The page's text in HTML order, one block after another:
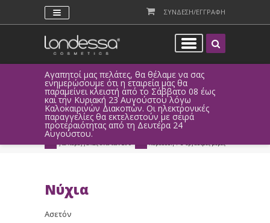
ΣΥΝΔΕΣΗ/ΕΓΓΡΑΦΗ
Αγαπητοί μας πελάτες, θα θέλαμε να σας
ενημερώσουμε ότι η εταιρεία μας θα
παραμείνει κλειστή από το Σάββατο 08 έως
και την Κυριακή 23 Αυγούστου λόγω
Καλοκαιρινών Διακοπών. Οι ηλεκτρονικές
παραγγελίες θα εκτελεστούν με σειρά
προτεραιότητας από τη Δευτέρα 24
Αυγούστου.
Προϊόντα > Νύχια > Λίμες
ΑΜΕΣΗ ΣΥΝΔΕΣΗ
Facebook, Gmail
ή ως επισκέπτης
ΕΥΚΟΛΕΣ ΑΓΟΡΕΣ
με ευέλικτους τρόπους
πληρωμής
ΔΩΡΕΑΝ ΠΑΡΑΔΟΣΗ
για παραγγελίες άνω των 20€ παράδοση 1-3 εργάσιμες μέρες
Νύχια
Ασετόν